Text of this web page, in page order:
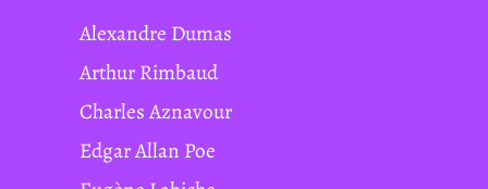
Alexandre Dumas
Arthur Rimbaud
Charles Aznavour
Edgar Allan Poe